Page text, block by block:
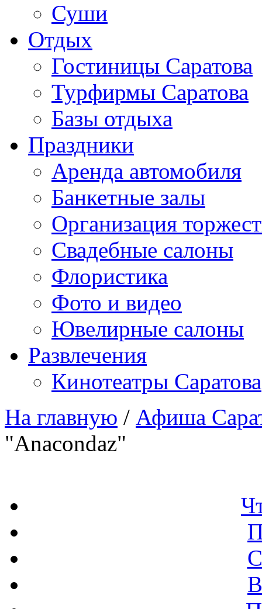
Суши
Отдых
Гостиницы Саратова
Турфирмы Саратова
Базы отдыха
Праздники
Аренда автомобиля
Банкетные залы
Организация
Свадебные салоны
Флористика
Фото и видео
Ювелирные салоны
Развлечения
Кинотеатры Саратова
На главную / Афиша
"Anacondaz"